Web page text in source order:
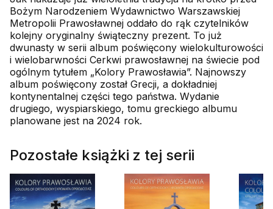
Bożym Narodzeniem Wydawnictwo Warszawskiej
Metropolii Prawosławnej oddało do rąk czytelników
kolejny oryginalny świąteczny prezent. To już
dwunasty w serii album poświęcony wielokulturowości
i wielobarwności Cerkwi prawosławnej na świecie pod
ogólnym tytułem „Kolory Prawosławia”. Najnowszy
album poświęcony został Grecji, a dokładniej
kontynentalnej części tego państwa. Wydanie
drugiego, wyspiarskiego, tomu greckiego albumu
planowane jest na 2024 rok.
Pozostałe książki z tej serii